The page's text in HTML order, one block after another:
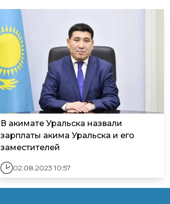
В акимате Уральска назвали
зарплаты акима Уральска и его
заместителей
02.08.2023 10:57